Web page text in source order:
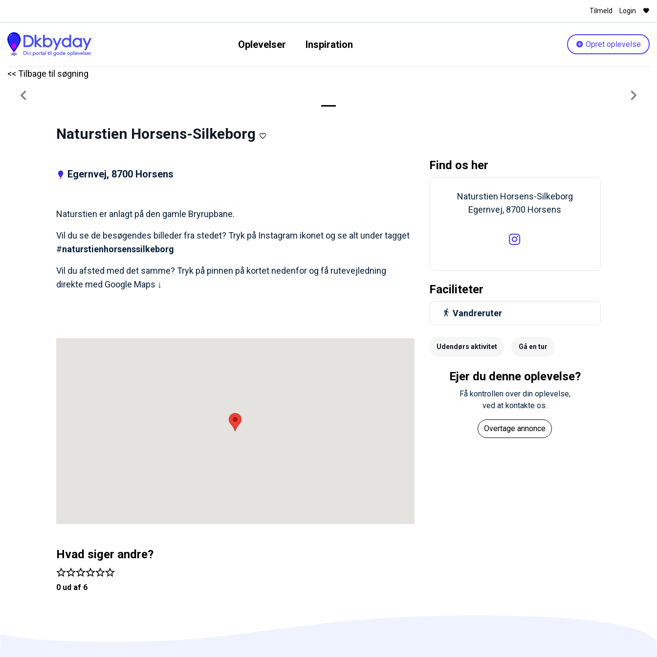
Tilmeld Login
Oplevelser Inspiration Opret oplevelse
<< Tilbage til søgning
Previous Next
Naturstien Horsens-Silkeborg
Egernvej, 8700 Horsens
Naturstien er anlagt på den gamle Bryrupbane.
Vil du se de besøgendes billeder fra stedet? Tryk på Instagram ikonet og se alt under tagget
#naturstienhorsenssilkeborg
Vil du afsted med det samme? Tryk på pinnen på kortet nedenfor og få rutevejledning
direkte med Google Maps ↓
Find os her
Naturstien Horsens-Silkeborg
Egernvej, 8700 Horsens
Faciliteter
Vandreruter
Udendørs aktivitet Gå en tur
Ejer du denne oplevelse?
Få kontrollen over din oplevelse,
ved at kontakte os.
Overtage annonce
Hvad siger andre?
0 ud af 6